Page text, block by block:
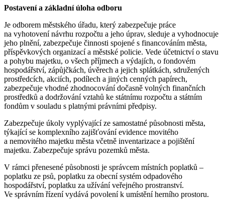
Postavení a základní úloha odboru
Je odborem městského úřadu, který zabezpečuje práce
na vyhotovení návrhu rozpočtu a jeho úprav, sleduje a vyhodnocuje
jeho plnění, zabezpečuje činnosti spojené s financováním města,
příspěvkových organizací a městské policie. Vede účetnictví o stavu
a pohybu majetku, o všech příjmech a výdajích, o fondovém
hospodářství, zápůjčkách, úvěrech a jejich splátkách, sdružených
prostředcích, akciích, podílech a jiných cenných papírech,
zabezpečuje vhodné zhodnocování dočasně volných finančních
prostředků a dodržování vztahů ke státnímu rozpočtu a státním
fondům v souladu s platnými právními předpisy.
Zabezpečuje úkoly vyplývající ze samostatné působnosti města,
týkající se komplexního zajišťování evidence movitého
a nemovitého majetku města včetně inventarizace a pojištění
majetku. Zabezpečuje správu pozemků města.
V rámci přenesené působnosti je správcem místních poplatků –
poplatku ze psů, poplatku za obecní systém odpadového
hospodářství, poplatku za užívání veřejného prostranství.
Ve správním řízení vydává povolení k umístění herního prostoru.